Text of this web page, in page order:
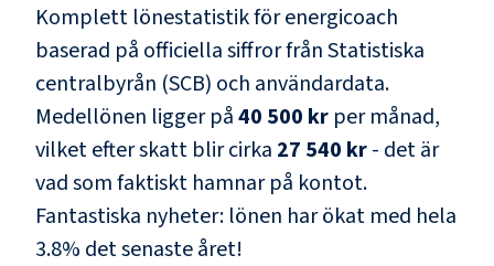
Komplett lönestatistik förenergicoach
baserad på officiella siffror från Statistiska
centralbyrån (SCB) och användardata.
Medellönen ligger på40 500 kr per månad,
vilket efter skatt blir cirka 27 540 kr- det är
vad som faktiskt hamnar på kontot.
Fantastiska nyheter: lönen har ökat med hela
3.8% det senaste året!